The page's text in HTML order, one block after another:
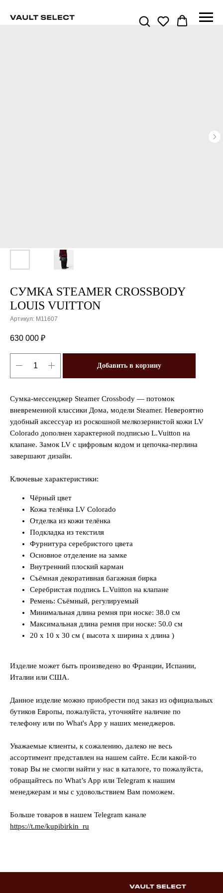
СУМКА STEAMER CROSSBODY
LOUIS VUITTON
Артикул: M11607
630 000 ₽
Добавить в корзину
Сумка-мессенджер Steamer Crossbody — потомок
вневременной классики Дома, модели Steamer. Невероятно
удобный аксессуар из роскошной мелкозернистой кожи LV
Colorado дополнен характерной подписью L.Vuitton на
клапане. Замок LV c цифровым кодом и цепочка-перлина
завершают дизайн.
Ключевые характеристики:
Чёрный цвет
Кожа телёнка LV Colorado
Отделка из кожи телёнка
Подкладка из текстиля
Фурнитура серебристого цвета
Основное отделение на замке
Внутренний плоский карман
Съёмная декоративная багажная бирка
Серебристая подпись L.Vuitton на клапане
Ремень: Съёмный, регулируемый
Минимальная длина ремня при носке: 38.0 см
Максимальная длина ремня при носке: 50.0 см
20 x 10 x 30 см ( высота x ширина x длина )
Изделие может быть произведено во Франции, Испании,
Италии или США.
Данное изделие можно приобрести под заказ из официальных
бутиков Европы, пожалуйста, уточняйте наличие по
телефону или по What's App у наших менеджеров.
Уважаемые клиенты, к сожалению, далеко не весь
ассортимент представлен на нашем сайте. Если какой-то
товар Вы не смогли найти у нас в каталоге, то пожалуйста,
обращайтесь по What’s App или Telegram к нашим
менеджерам и мы с удовольствием Вам поможем.
Больше товаров в нашем Telegram канале
https://t.me/kupibirkin_ru